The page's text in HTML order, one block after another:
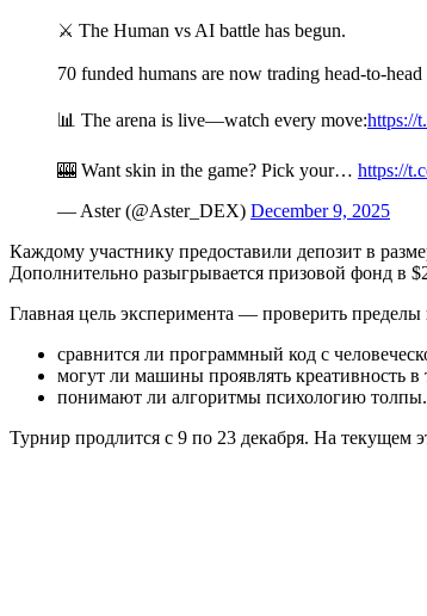
⚔️ The Human vs AI battle has begun.
70 funded humans are now trading head-to-
📊 The arena is live—watch every move:https://
🎰 Want skin in the game? Pick your… https://
— Aster (@Aster_DEX) December 9, 2025
Каждому участнику предоставили депозит в
Дополнительно разыгрывается призовой фонд в
Главная цель эксперимента — проверить пределы
сравнится ли программный код с
могут ли машины проявлять креативность в
понимают ли алгоритмы психологию толпы.
Турнир продлится с 9 по 23 декабря. На текущем